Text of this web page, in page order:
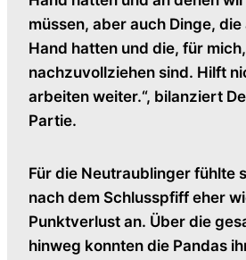
müssen, aber auch Dinge,
Hand hatten und die, für
nachzuvollziehen sind. Hilft
arbeiten weiter.“, bilanziert
Partie.
Für die Neutraublinger fühlte
nach dem Schlusspfiff eher
Punktverlust an. Über die
hinweg konnten die Pandas